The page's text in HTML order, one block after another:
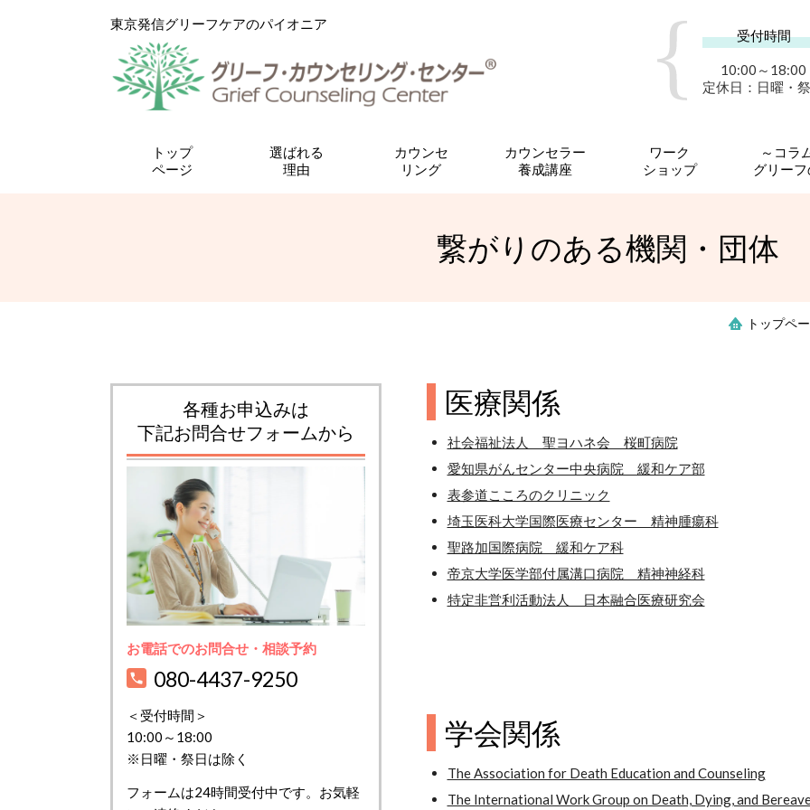
東京発信グリーフケアのパイオニア
受付時間
10:00～18:00
定休日：日曜・
トップ
ページ
選ばれる
理由
カウンセ
リング
カウンセラー
養成講座
ワーク
ショップ
～コラ
グリー
繋がりのある機関・団体
トップペ
医療関係
社会福祉法人 聖ヨハネ会 桜町病院
愛知県がんセンター中央病院 緩和ケア部
表参道こころのクリニック
埼玉医科大学国際医療センター 精神腫瘍科
聖路加国際病院 緩和ケア科
帝京大学医学部付属溝口病院 精神神経科
特定非営利活動法人 日本融合医療研究会
学会関係
The Association for Death Education and Counseling
The International Work Group on Death, Dying, and
各種お申込みは
下記お問合せフォームから
お電話でのお問合せ・相談予約
080-4437-9250
＜受付時間＞
10:00～18:00
※日曜・祭日は除く
フォームは24時間受付中です。お気軽